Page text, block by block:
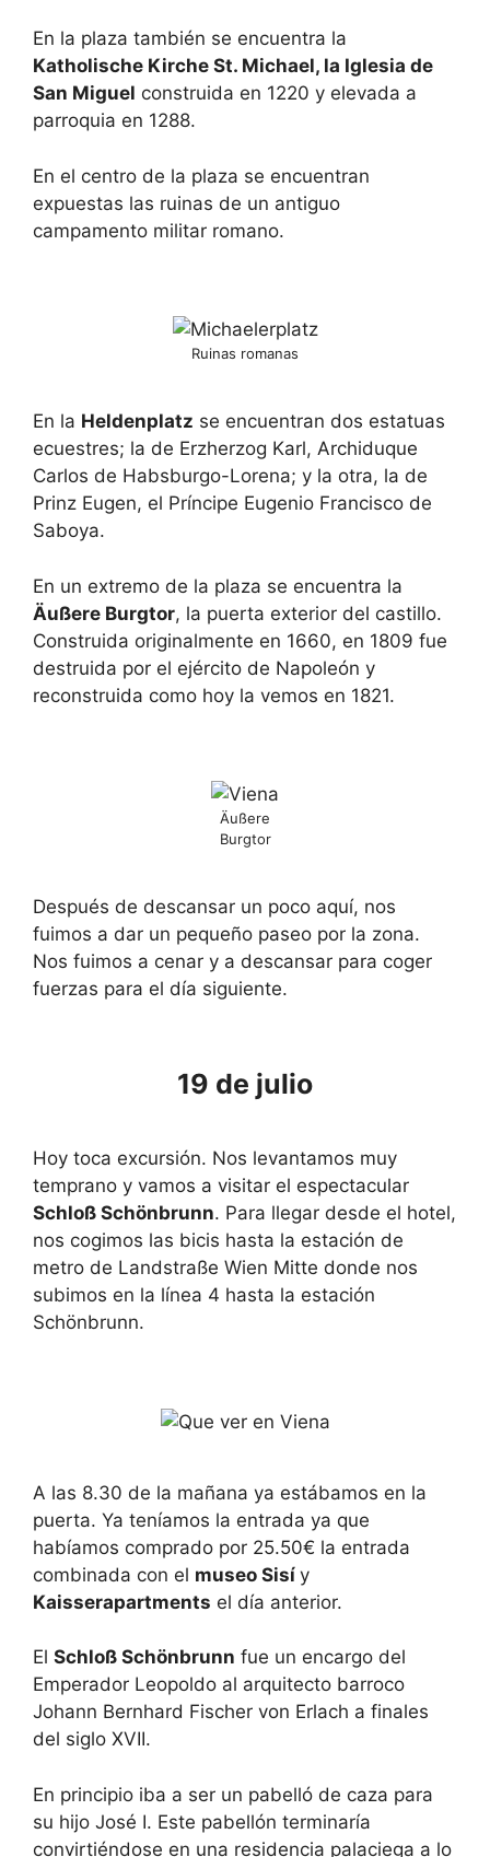
En la plaza también se encuentra la
Katholische Kirche St. Michael, la Iglesia de
San Miguel construida en 1220 y elevada a
parroquia en 1288.
En el centro de la plaza se encuentran
expuestas las ruinas de un antiguo
campamento militar romano.
Ruinas romanas
En la Heldenplatz se encuentran dos estatuas
ecuestres; la de Erzherzog Karl, Archiduque
Carlos de Habsburgo-Lorena; y la otra, la de
Prinz Eugen, el Príncipe Eugenio Francisco de
Saboya.
En un extremo de la plaza se encuentra la
Äußere Burgtor, la puerta exterior del castillo.
Construida originalmente en 1660, en 1809 fue
destruida por el ejército de Napoleón y
reconstruida como hoy la vemos en 1821.
Äußere
Burgtor
Después de descansar un poco aquí, nos
fuimos a dar un pequeño paseo por la zona.
Nos fuimos a cenar y a descansar para coger
fuerzas para el día siguiente.
19 de julio
Hoy toca excursión. Nos levantamos muy
temprano y vamos a visitar el espectacular
Schloß Schönbrunn. Para llegar desde el hotel,
nos cogimos las bicis hasta la estación de
metro de Landstraße Wien Mitte donde nos
subimos en la línea 4 hasta la estación
Schönbrunn.
A las 8.30 de la mañana ya estábamos en la
puerta. Ya teníamos la entrada ya que
habíamos comprado por 25.50€ la entrada
combinada con el museo Sisí y
Kaisserapartments el día anterior.
El Schloß Schönbrunn fue un encargo del
Emperador Leopoldo al arquitecto barroco
Johann Bernhard Fischer von Erlach a finales
del siglo XVII.
En principio iba a ser un pabelló de caza para
su hijo José I. Este pabellón terminaría
convirtiéndose en una residencia palaciega a lo